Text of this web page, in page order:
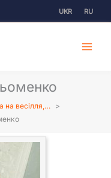
UKR RU
на весілля,…